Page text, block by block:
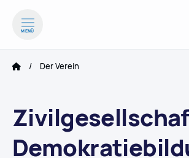
MENÜ
zum Inhalt springen
Der Verein